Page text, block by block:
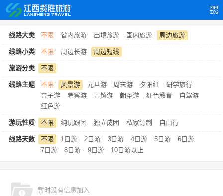
线路大类 不限 省内旅游 出境旅游 国内旅游 周边旅游
线路小类 不限 周边长游 周边短线
旅游分类 不限
线路主题 不限 风景游 元旦游 周末游 夕阳红
研学旅行
亲子游
考察游 古镇游 朝圣游 红色教育
自驾游
红色游
游玩性质 不限 纯玩跟团 独立成团 私家订制 自由行
线路天数 不限 1日游 2日游 3日游 4日游 5日游
6日游
7日游
8日游 9日游 10日游以上
暂时没有信息加入